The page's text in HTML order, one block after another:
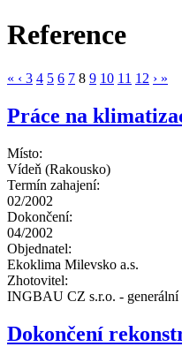
Reference
« ‹ 3 4 5 6 7 8 9 10 11 12 › »
Práce na
Místo:
Vídeň (Rakousko)
Termín zahajení:
02/2002
Dokončení:
04/2002
Objednatel:
Ekoklima Milevsko a.s.
Zhotovitel:
INGBAU CZ s.r.o. - generální
Dokončení